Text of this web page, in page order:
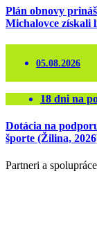
Plán obnovy
Michalovce získali
05.08.2026
18 dni na
Dotácia na
športe (Žilina,
Partneri a spolupráce